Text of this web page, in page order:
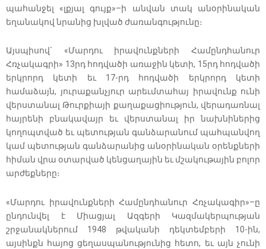
պահանջել «լքյալ գույք»–ի անվան տակ անօրինական
եղանակով նրանից խլված ժառանգությունը։
Այսպիսով` «Մարդու իրավունքների Համընդհանուր
Հռչակագրի» 13րդ հոդվածի առաջին կետի, 15րդ հոդվածի
երկրորդ կետի եւ 17-րդ հոդվածի երկրորդ կետի
համաձայն, յուրաքանչյուր արեւմտահայ իրավունք ունի
վերստանալ Թուրքիայի քաղաքացիություն, վերադառնալ
հայրենի բնակավայր եւ վերստանալ իր նախնիներից
կողոպտված եւ պետության գանձարանում պահպանվող
կամ պետության գանձարանից անօրինական օրենքների
հիման վրա օտարված կենցաղային եւ մշակութային բոլոր
արժեքները։
«Մարդու իրավունքների Համընդհանուր Հռչակագիր»–ը
ընդունվել է Միացյալ Ազգերի Կազմակերպության
շրջանակներում 1948 թվականի դեկտեմբերի 10-ին,
այսինքն հայոց ցեղասպանությունից հետո, եւ այն չունի